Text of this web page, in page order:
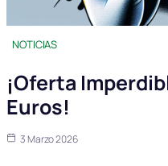
NOTICIAS
¡Oferta
Euros!
3 Marzo 2026